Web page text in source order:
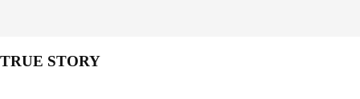
TRUE STORY